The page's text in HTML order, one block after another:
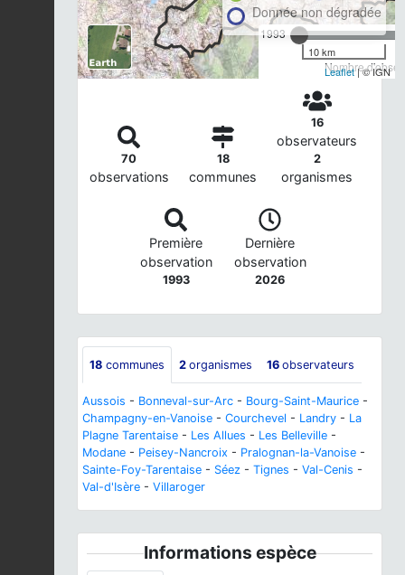
1993
Nombre
Donnée non dégradée
10 km
Leaflet| © IGN
70
observations
18
communes
16
observateurs
2
organismes
Première
observation
1993
Dernière
observation
2026
18 communes 2 organismes 16 observateurs
Aussois - Bonneval-sur-Arc - Bourg-Saint-Maurice -
Champagny-en-Vanoise - Courchevel - Landry - La
Plagne Tarentaise - Les Allues - Les Belleville -
Modane - Peisey-Nancroix - Pralognan-la-Vanoise -
Sainte-Foy-Tarentaise - Séez - Tignes - Val-Cenis -
Val-d'Isère - Villaroger
Informations espèce